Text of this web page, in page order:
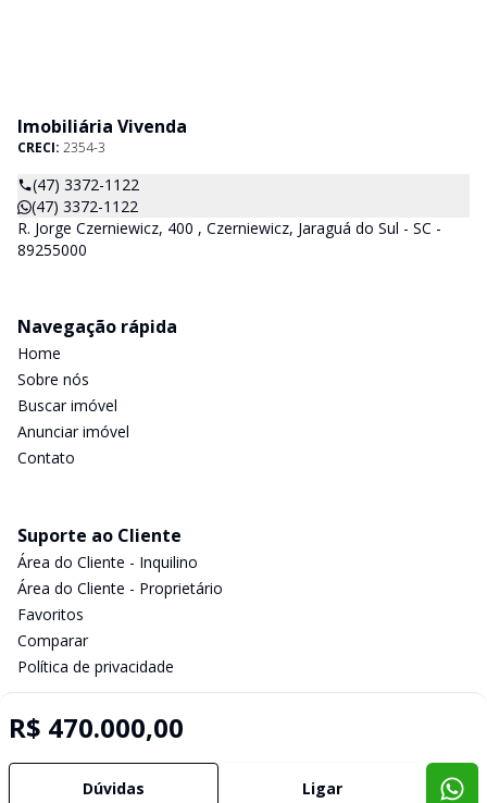
R$ 470.000,00
Dúvidas Ligar
Imobiliária Vivenda
CRECI: 2354-3
(47) 3372-1122
(47) 3372-1122
R. Jorge Czerniewicz, 400 , Czerniewicz, Jaraguá do Sul - SC -
89255000
Navegação rápida
Home
Sobre nós
Buscar imóvel
Anunciar imóvel
Contato
Suporte ao Cliente
Área do Cliente - Inquilino
Área do Cliente - Proprietário
Favoritos
Comparar
Política de privacidade
Selo de Tecnologia Loft